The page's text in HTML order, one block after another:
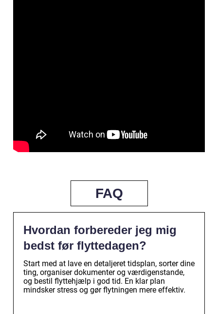
FAQ
Hvordan forbereder jeg mig
bedst før flyttedagen?
Start med at lave en detaljeret tidsplan, sorter dine
ting, organiser dokumenter og værdigenstande,
og bestil flyttehjælp i god tid. En klar plan
mindsker stress og gør flytningen mere effektiv.